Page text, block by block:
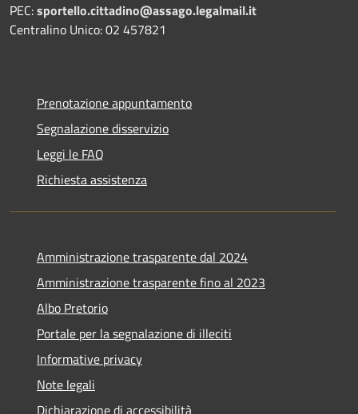
PEC:sportello.cittadino@assago.legalmail.it
Centralino Unico: 02 457821
Prenotazione appuntamento
Segnalazione disservizio
Leggi le FAQ
Richiesta assistenza
Amministrazione trasparente dal 2024
Amministrazione trasparente fino al 2023
Albo Pretorio
Portale per la segnalazione di illeciti
Informative privacy
Note legali